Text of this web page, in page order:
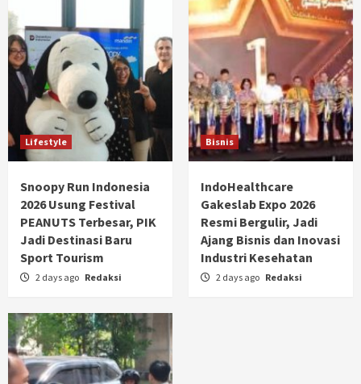
Lifestyle
Snoopy Run Indonesia
2026 Usung Festival
PEANUTS Terbesar, PIK
Jadi Destinasi Baru
Sport Tourism
2 days ago Redaksi
Bisnis
IndoHealthcare
Gakeslab Expo 2026
Resmi Bergulir, Jadi
Ajang Bisnis dan Inovasi
Industri Kesehatan
2 days ago Redaksi